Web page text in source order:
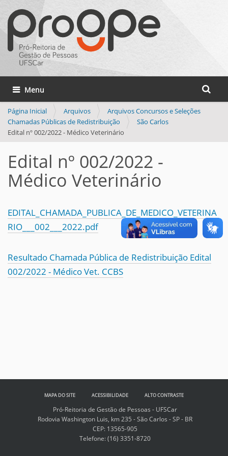
Busca
Busca
Toggle navigation
Página Inicial Arquivos
Arquivos Concursos e Seleções
Chamadas Públicas de Redistribuição
São Carlos
Edital nº 002/2022 - Médico Veterinário
Edital nº 002/2022 -
Médico Veterinário
EDITAL_CHAMADA_PUBLICA_DE_MEDICO_VETERINA
RIO___002___2022.pdf
Resultado Chamada Pública de Redistribuição Edital
002/2022 - Médico Vet. CCBS
MAPA DO SITE ACESSIBILIDADE ALTO CONTRASTE
Pró-Reitoria de Gestão de Pessoas - UFSCar
Rodovia Washington Luis, km 235 - São Carlos - SP - BR
CEP: 13565-905
Telefone:(16) 3351-8720